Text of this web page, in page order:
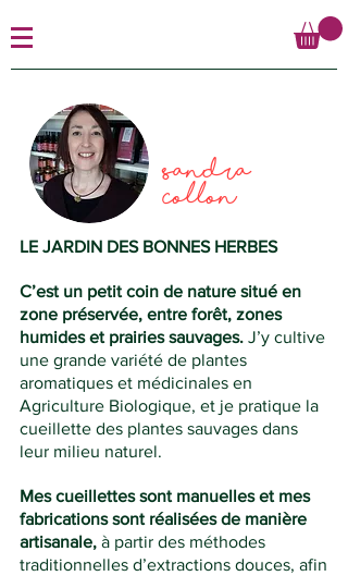
Sandra
Collon
LE JARDIN DES BONNES HERBES
C’est un petit coin de nature situé en
zone préservée, entre forêt, zones
humides et prairies sauvages. J’y cultive
une grande variété de plantes
aromatiques et médicinales en
Agriculture Biologique, et je pratique la
cueillette des plantes sauvages dans
leur milieu naturel.
Mes cueillettes sont manuelles et mes
fabrications sont réalisées de manière
artisanale, à partir des méthodes
traditionnelles d’extractions douces, afin